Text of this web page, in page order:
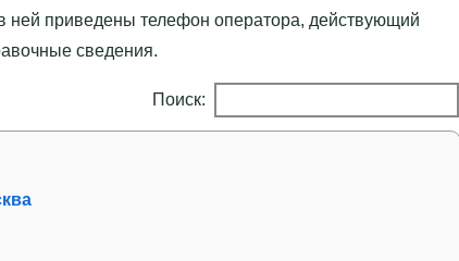
ней приведены телефон оператора, действующий
сведения.
Поиск: